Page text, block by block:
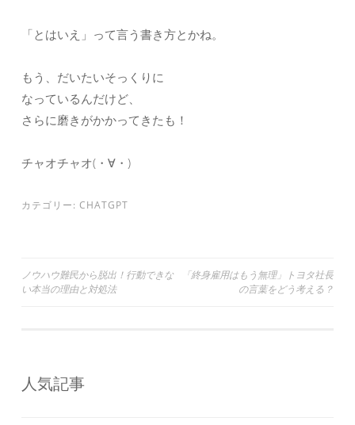
「とはいえ」って言う書き方とかね。
もう、だいたいそっくりに
なっているんだけど、
さらに磨きがかかってきたも！
チャオチャオ(・∀・)
カテゴリー: CHATGPT
投
ゲ
ー
ノウハウ難民から脱出！行動できな
い本当の理由と対処法
「終身雇用はもう無理」トヨタ社長
の言葉をどう考える？
人気記事